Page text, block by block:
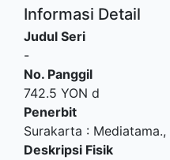
Informasi Detail
Judul Seri
-
No. Panggil
742.5 YON d
Penerbit
Surakarta : Mediatama.,
Deskripsi Fisik